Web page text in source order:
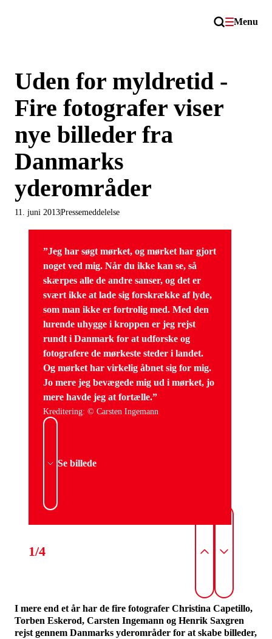
Menu
Uden for myldretid -
Fire fotografer viser
nye billeder fra
Danmarks
yderområder
Pressemeddelelse
11. juni 2013
”Jeg har søgt mørket, og mørket har gjort
noget ved mig. Når du ikke kan se, så
skærpes alle de andre sanser, og det er
svært ikke at lade sig forskrække af lyde,
som man ikke er fortrolig med. Med den
lurende uhygge i kroppen er jeg rejst
rundt i Danmark for at udforske og
fotografere de mørkeste steder i landet.
Og mørket har virkelig åbnet sig for mig.
Jo mere jeg bevægede mig ud i mørket, jo
mere havde jeg at fortælle.”
Kreditering: © Carsten Ingemann
Se billede
1/4
I mere end et år har de fire fotografer Christina Capetillo,
Torben Eskerod, Carsten Ingemann og Henrik Saxgren
rejst gennem Danmarks yderområder for at skabe billeder,